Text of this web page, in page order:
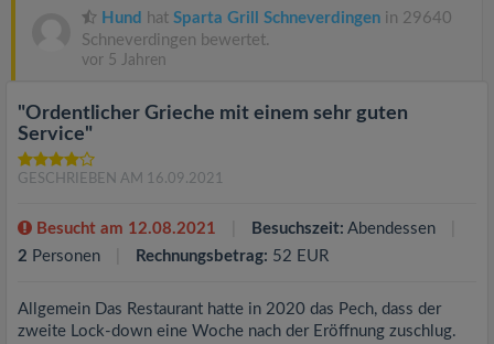
Hund hat Sparta Grill Schneverdingen in 29640
Schneverdingen bewertet.
vor 5 Jahren
"Ordentlicher Grieche mit einem sehr guten
Service"
GESCHRIEBEN AM 16.09.2021
Besucht am 12.08.2021 Besuchszeit: Abendessen
2 Personen Rechnungsbetrag: 52 EUR
Allgemein Das Restaurant hatte in 2020 das Pech, dass der
zweite Lock-down eine Woche nach der Eröffnung zuschlug.